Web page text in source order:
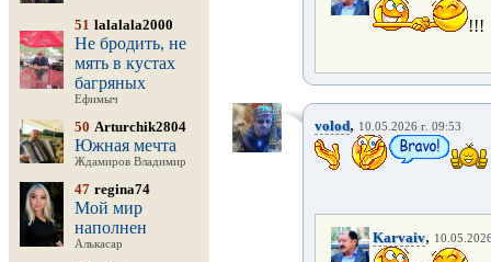
51 lalalala2000
Не бродить, не
мять в кустах
багряных
Ефимыч
50 Arturchik2804
Южная мечта
Ждамиров Владимир
47 regina74
Мой мир
наполнен
Алькасар
!!!
volod, 10.05.2026 г. 09:53
Karvaiv,